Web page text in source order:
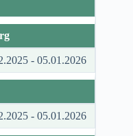
- 05.01.2026
- 05.01.2026